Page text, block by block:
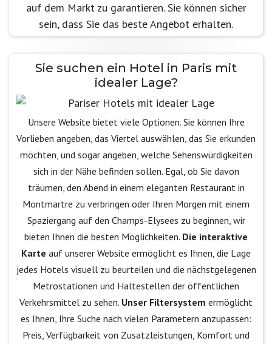
auf dem Markt zu garantieren. Sie können sicher
sein, dass Sie das beste Angebot erhalten.
Sie suchen ein Hotel in Paris mit
idealer Lage?
Unsere Website bietet viele Optionen. Sie können Ihre
Vorlieben angeben, das Viertel auswählen, das Sie erkunden
möchten, und sogar angeben, welche Sehenswürdigkeiten
sich in der Nähe befinden sollen. Egal, ob Sie davon
träumen, den Abend in einem eleganten Restaurant in
Montmartre zu verbringen oder Ihren Morgen mit einem
Spaziergang auf den Champs-Elysees zu beginnen, wir
bieten Ihnen die besten Möglichkeiten. Die interaktive
Karte auf unserer Website ermöglicht es Ihnen, die Lage
jedes Hotels visuell zu beurteilen und die nächstgelegenen
Metrostationen und Haltestellen der öffentlichen
Verkehrsmittel zu sehen. Unser Filtersystem ermöglicht
es Ihnen, Ihre Suche nach vielen Parametern anzupassen:
Preis, Verfügbarkeit von Zusatzleistungen, Komfort und